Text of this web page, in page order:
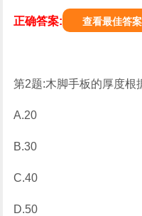
正确答案: 查看最佳答案
第2题:木脚手板的厚度根
A.20
B.30
C.40
D.50